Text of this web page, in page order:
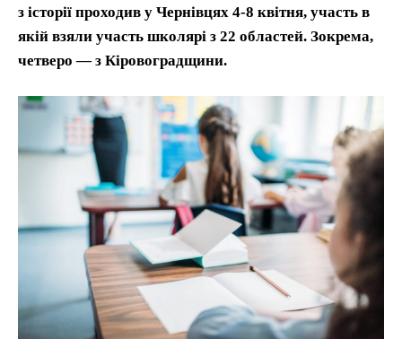
з історії проходив у Чернівцях 4-8 квітня, участь в
якій взяли участь школярі з 22 областей. Зокрема,
четверо — з Кіровоградщини.